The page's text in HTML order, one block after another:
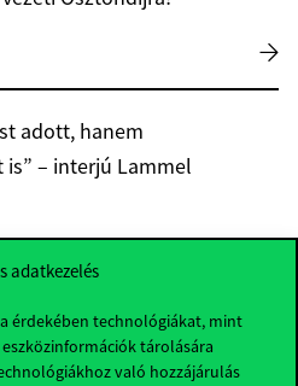
adatkezelés
érdekében technológiákat, mint
tárolására
való hozzájárulás
adott, hanem
– interjú Lammel
menedzsment